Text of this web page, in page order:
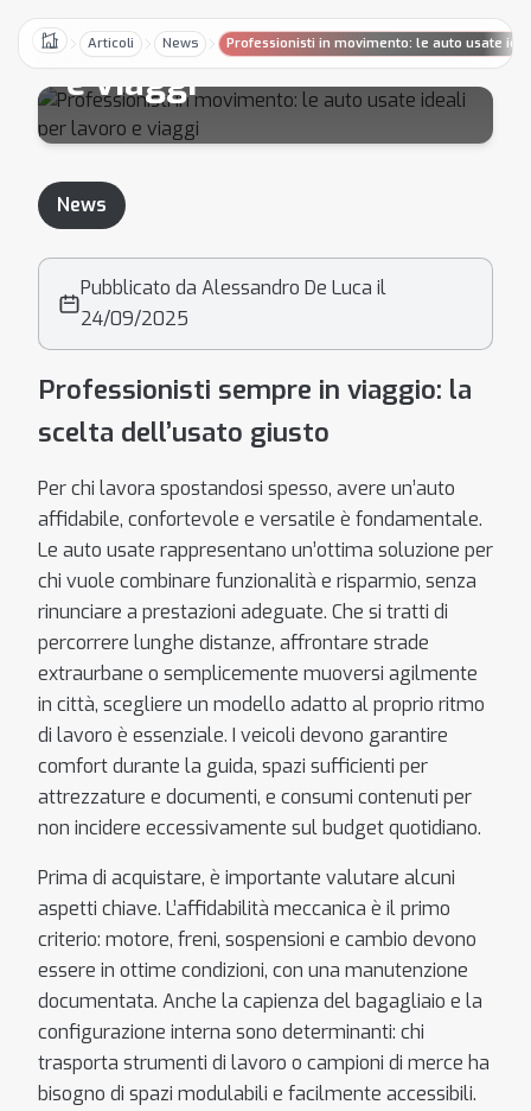
HomeArticoli News Professionisti in movimento: le auto usate
usate ideali per lavoro
e viaggi
News
Pubblicato da Alessandro De Luca il
24/09/2025
Professionisti sempre in viaggio: la
scelta dell’usato giusto
Per chi lavora spostandosi spesso, avere un’auto
affidabile, confortevole e versatile è fondamentale.
Le auto usate rappresentano un’ottima soluzione per
chi vuole combinare funzionalità e risparmio, senza
rinunciare a prestazioni adeguate. Che si tratti di
percorrere lunghe distanze, affrontare strade
extraurbane o semplicemente muoversi agilmente
in città, scegliere un modello adatto al proprio ritmo
di lavoro è essenziale. I veicoli devono garantire
comfort durante la guida, spazi sufficienti per
attrezzature e documenti, e consumi contenuti per
non incidere eccessivamente sul budget quotidiano.
Prima di acquistare, è importante valutare alcuni
aspetti chiave. L’affidabilità meccanica è il primo
criterio: motore, freni, sospensioni e cambio devono
essere in ottime condizioni, con una manutenzione
documentata. Anche la capienza del bagagliaio e la
configurazione interna sono determinanti: chi
trasporta strumenti di lavoro o campioni di merce ha
bisogno di spazi modulabili e facilmente accessibili.